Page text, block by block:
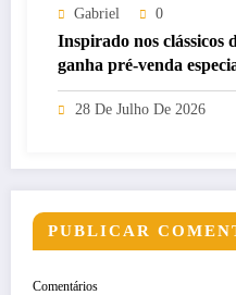
Gabriel 0
Inspirado nos clássicos
ganha pré-venda
28 De Julho De 2026
PUBLICAR
Comentários